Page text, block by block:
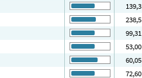
139,3
238,5
99,31
53,00
60,05
72,60